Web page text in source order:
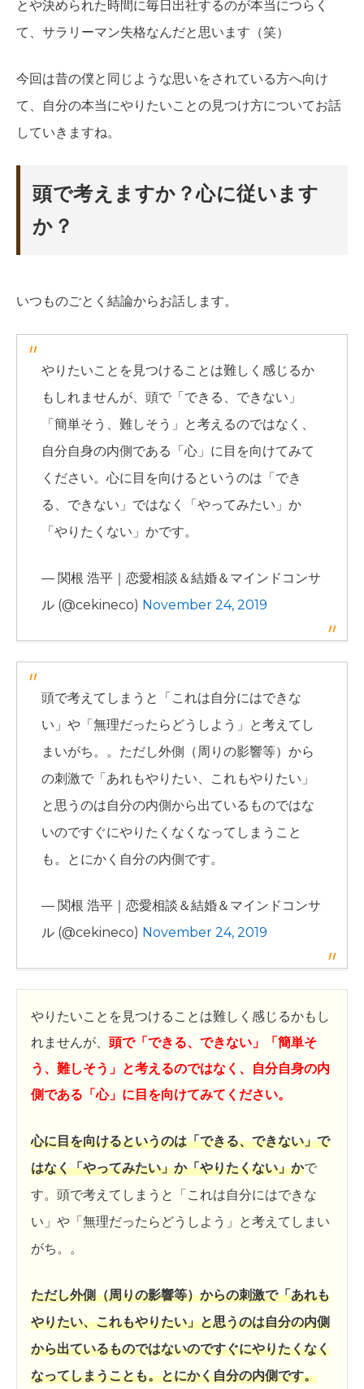
とや決められた時間に毎日出社するのが本当につらく
て、サラリーマン失格なんだと思います（笑）
今回は昔の僕と同じような思いをされている方へ向け
て、自分の本当にやりたいことの見つけ方についてお話
していきますね。
頭で考えますか？心に従います
か？
いつものごとく結論からお話します。
やりたいことを見つけることは難しく感じるか
もしれませんが、頭で「できる、できない」
「簡単そう、難しそう」と考えるのではなく、
自分自身の内側である「心」に目を向けてみて
ください。心に目を向けるというのは「でき
る、できない」ではなく「やってみたい」か
「やりたくない」かです。
— 関根 浩平｜恋愛相談＆結婚＆マインドコンサ
ル (@cekineco) November 24, 2019
頭で考えてしまうと「これは自分にはできな
い」や「無理だったらどうしよう」と考えてし
まいがち。。ただし外側（周りの影響等）から
の刺激で「あれもやりたい、これもやりたい」
と思うのは自分の内側から出ているものではな
いのですぐにやりたくなくなってしまうこと
も。とにかく自分の内側です。
— 関根 浩平｜恋愛相談＆結婚＆マインドコンサ
ル (@cekineco) November 24, 2019
やりたいことを見つけることは難しく感じるかもし
れませんが、 頭で「できる、できない」「簡単そ
う、難しそう」と考えるのではなく、自分自身の内
側である「心」に目を向けてみてください。
心に目を向けるというのは「できる、できない」で
はなく「やってみたい」か「やりたくない」かで
す。頭で考えてしまうと「これは自分にはできな
い」や「無理だったらどうしよう」と考えてしまい
がち。。
ただし外側（周りの影響等）からの刺激で「あれも
やりたい、これもやりたい」と思うのは自分の内側
から出ているものではないのですぐにやりたくなく
なってしまうことも。とにかく自分の内側です。